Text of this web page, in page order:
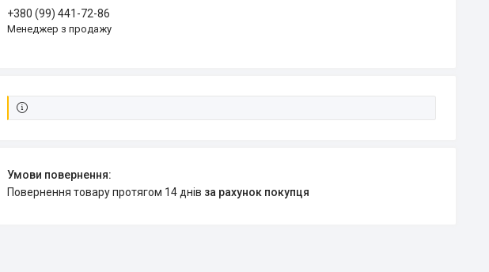
+380 (99) 441-72-86
Менеджер з продажу
повернення товару протягом 14 днів за рахунок покупця